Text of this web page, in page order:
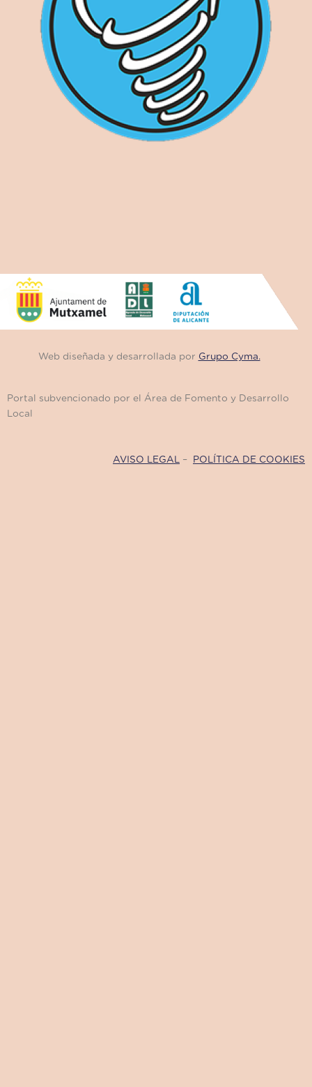
Web diseñada y desarrollada por Grupo Cyma.
Portal subvencionado por el Área de Fomento y Desarrollo
Local
AVISO LEGAL – POLÍTICA DE COOKIES